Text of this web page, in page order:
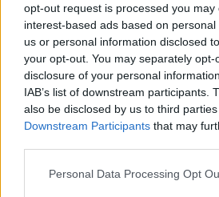
opt-out request is processed you may
interest-based ads based on
us or personal information disclosed
your opt-out. You may separately
disclosure of your personal
IAB’s list of downstream participants.
also be disclosed by us to third
Downstream Participants that may
Personal Data Processing Opt
Omkom etter
ved Skåtøy